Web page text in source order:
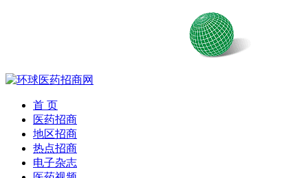
首 页
医药招商
地区招商
热点招商
电子杂志